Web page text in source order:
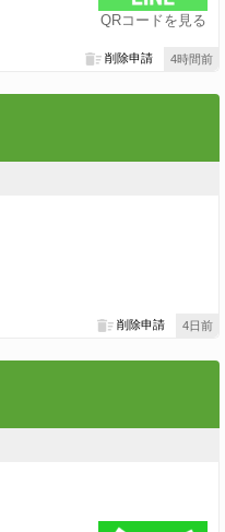
QRコードを見る
4時間前
削除申請
4日前
削除申請